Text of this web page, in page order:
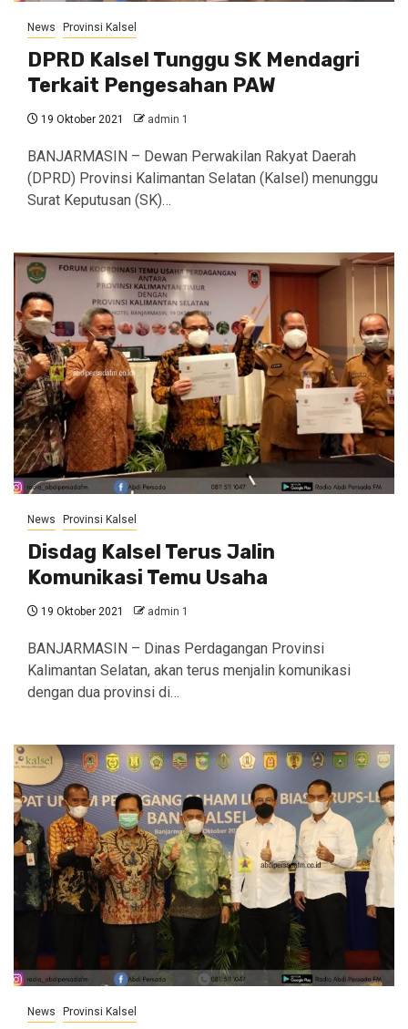
News Provinsi Kalsel
DPRD Kalsel Tunggu SK Mendagri
Terkait Pengesahan PAW
19 Oktober 2021 admin 1
BANJARMASIN – Dewan Perwakilan Rakyat Daerah
(DPRD) Provinsi Kalimantan Selatan (Kalsel) menunggu
Surat Keputusan (SK)…
News Provinsi Kalsel
Disdag Kalsel Terus Jalin
Komunikasi Temu Usaha
19 Oktober 2021 admin 1
BANJARMASIN – Dinas Perdagangan Provinsi
Kalimantan Selatan, akan terus menjalin komunikasi
dengan dua provinsi di…
News Provinsi Kalsel